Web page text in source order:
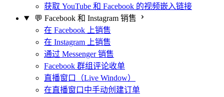
获取 YouTube 和 Facebook 的视频嵌入链接
💬 Facebook 和 Instagram 销售
在 Facebook 上销售
在 Instagram 上销售
通过 Messenger 销售
Facebook 群组评论收单
直播窗口（Live Window）
在直播窗口中手动创建订单